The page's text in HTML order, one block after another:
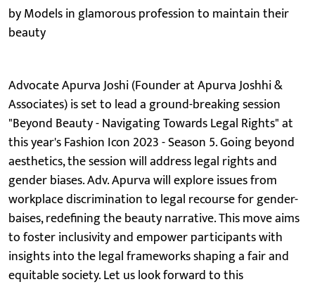
by Models in glamorous profession to maintain their
beauty
Advocate Apurva Joshi (Founder at Apurva Joshhi &
Associates) is set to lead a ground-breaking session
"Beyond Beauty - Navigating Towards Legal Rights" at
this year's Fashion Icon 2023 - Season 5. Going beyond
aesthetics, the session will address legal rights and
gender biases. Adv. Apurva will explore issues from
workplace discrimination to legal recourse for gender-
baises, redefining the beauty narrative. This move aims
to foster inclusivity and empower participants with
insights into the legal frameworks shaping a fair and
equitable society. Let us look forward to this